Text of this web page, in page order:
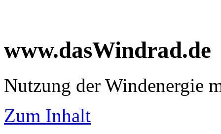
www.dasWindrad.de
Nutzung der Windenergie
Zum Inhalt